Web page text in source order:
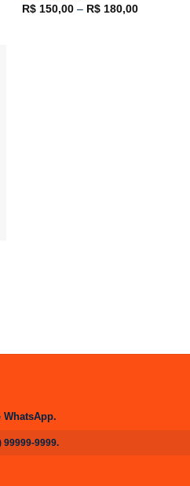
R$150,00– R$180,00
99999-9999.